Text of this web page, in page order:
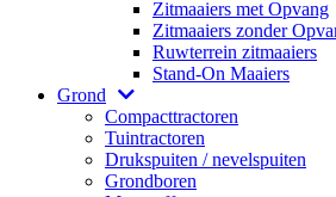
Zitmaaiers met Opvang
Zitmaaiers zonder
Ruwterrein zitmaaiers
Stand-On Maaiers
Grond
Compacttractoren
Tuintractoren
Drukspuiten / nevelspuiten
Grondboren